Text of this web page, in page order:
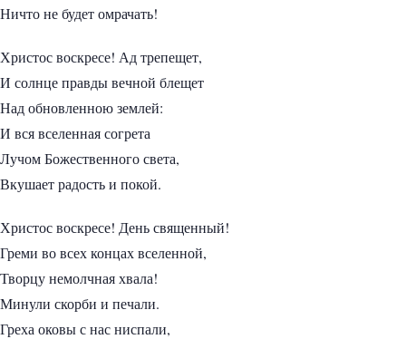
Ничто не будет омрачать!
Христос воскресе! Ад трепещет,
И солнце правды вечной блещет
Над обновленною землей:
И вся вселенная согрета
Лучом Божественного света,
Вкушает радость и покой.
Христос воскресе! День священный!
Греми во всех концах вселенной,
Творцу немолчная хвала!
Минули скорби и печали.
Греха оковы с нас ниспали,